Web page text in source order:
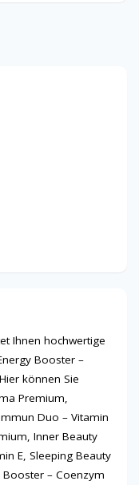
Ihnen hochwertige
Booster –
können Sie
Premium,
Duo – Vitamin
Inner Beauty
E, Sleeping Beauty
– Coenzym